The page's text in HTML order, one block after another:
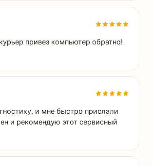
привез компьютер обратно!
и мне быстро прислали
и рекомендую этот сервисный